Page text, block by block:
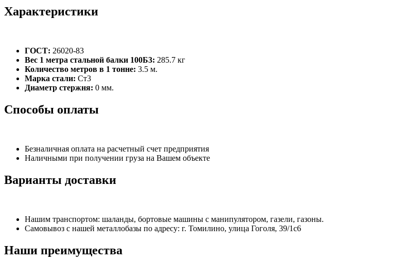
Характеристики
ГОСТ: 26020-83
Вес 1 метра стальной балки 100Б3: 285.7 кг
Количество метров в 1 тонне: 3.5 м.
Марка стали: Ст3
Диаметр стержня: 0 мм.
Способы оплаты
Безналичная оплата на расчетный счет предприятия
Наличными при получении груза на Вашем объекте
Варианты доставки
Нашим транспортом: шаланды, бортовые машины с манипулятором, газели, газоны.
Самовывоз с нашей металлобазы по адресу: г. Томилино, улица Гоголя, 39/1с6
Наши преимущества